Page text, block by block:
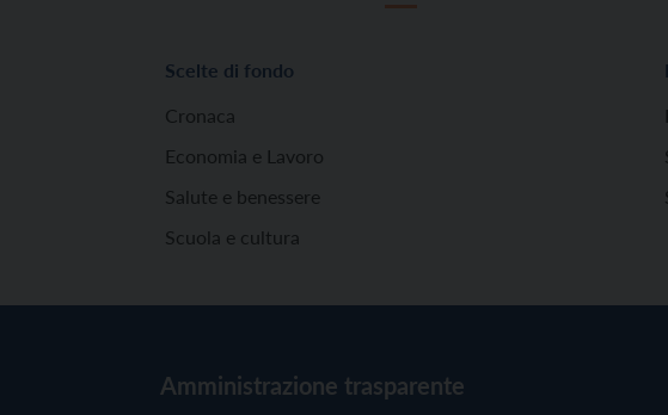
Scelte di fondo
Cronaca
Economia e Lavoro
Salute e benessere
Scuola e cultura
Amministrazione trasparente